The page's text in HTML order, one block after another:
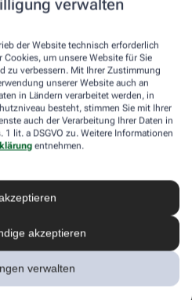
verwalten
der Website technisch erforderlich
um unsere Website für Sie
zu verbessern. Mit Ihrer Zustimmung
unserer Website auch an
in Ländern verarbeitet werden, in
besteht, stimmen Sie mit Ihrer
auch der Verarbeitung Ihrer Daten in
lit. a DSGVO zu. Weitere Informationen
entnehmen.
akzeptieren
verwalten
transportiert werden, wo sich die
vor die Tür mag, kann sein
Wechselduschen auf Trab
Erkältungsinfekte senken. Der
an und bringt den Kreislauf in
ausgesetzt sind, desto
in der kalten Jahreszeit auf
auf kühl bis kalt
rechten Fuß entlang bis zur
des Oberschenkels wieder
hier geht’s wieder von unten nach
bis zur Schulter und
bis zur Handfläche zurück.